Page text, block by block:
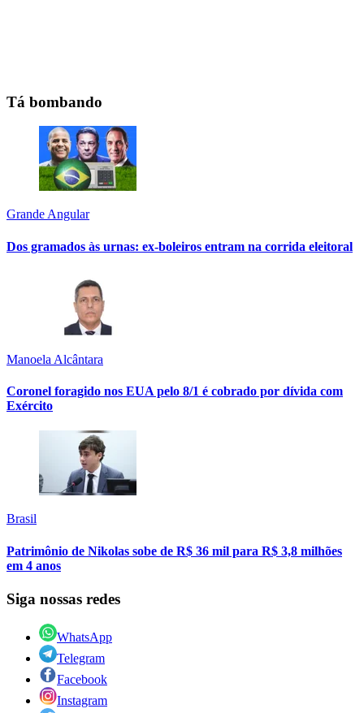
Tá bombando
Grande Angular
Dos gramados às urnas: ex-boleiros entram na corrida eleitoral
Manoela Alcântara
Coronel foragido nos EUA pelo 8/1 é cobrado por dívida com
Exército
Brasil
Patrimônio de Nikolas sobe de R$ 36 mil para R$ 3,8 milhões
em 4 anos
Siga nossas redes
WhatsApp
Telegram
Facebook
Instagram